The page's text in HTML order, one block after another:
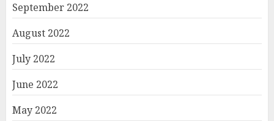
September 2022
August 2022
July 2022
June 2022
May 2022